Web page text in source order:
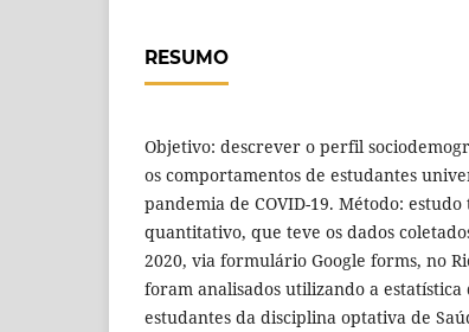
RESUMO
Objetivo: descrever o perfil
os comportamentos de estudantes
pandemia de COVID-19. Método:
quantitativo, que teve os dados
2020, via formulário Google forms, no
foram analisados utilizando a estatística
estudantes da disciplina optativa de